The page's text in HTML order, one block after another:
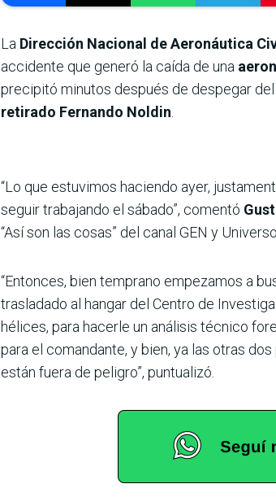
La Dirección Nacional de Aeronáutica
accidente que generó la caída de una
precipitó minutos después de despegar
retirado Fernando Noldin
“Lo que estuvimos haciendo ayer,
seguir trabajando el sábado”, comentó
“Así son las cosas” del canal GEN y
“Entonces, bien temprano empezamos a
trasladado al hangar del Centro de
hélices, para hacerle un análisis técnico
para el comandante, y bien, ya las otras
están fuera de peligro”, puntualizó.